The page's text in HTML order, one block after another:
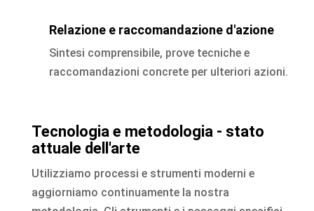
Relazione e raccomandazione d'azione
Sintesi comprensibile, prove tecniche e
raccomandazioni concrete per ulteriori azioni.
Tecnologia e metodologia - stato
attuale dell'arte
Utilizziamo processi e strumenti moderni e
aggiorniamo continuamente la nostra